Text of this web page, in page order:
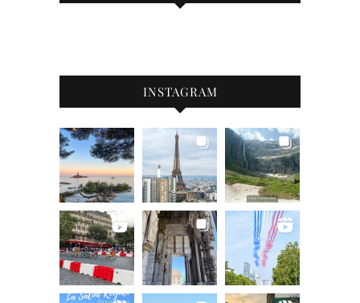
INSTAGRAM